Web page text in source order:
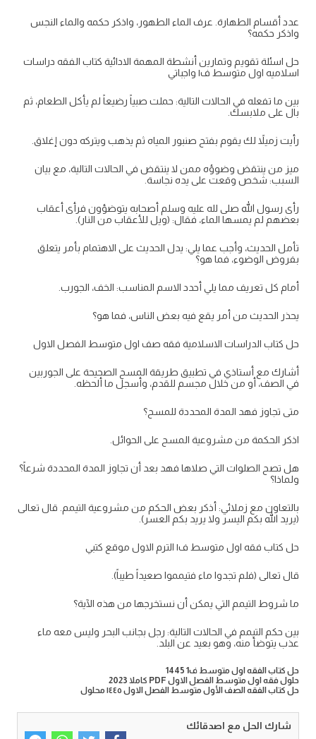
عدد أقسام الطهارة. عرف الماء الطهور، واذكر حكمه والماء النجس
واذكر حكمه؟
حل اسئلة تقويم وتمارين أنشطة المهمة الادائية كتاب الفقه دراسات
اسلاميه اول متوسط ف١ واجباتي
بين ما تفعله في الحالات التالية: حملت صبياً رضيعاً لم يأكل الطعام، ثم
بال على ملابسك.
رأيت زميلاً لك يقوم بفتح صنبور المياه ثم يذهب ويتركه دون إغلاق.
ميز من ينتقض وضوؤه ممن لا ينتقض في الحالات التالية، مع بيان
السبب: شخص وقعت على يده نجاسة.
رأى رسول الله صلى لله عليه وسلم أصحابه يتوضؤون فرأى أعقاب
بعضهم لم يمسها الماء، فقال: (ويل للأعقاب من النار).
تأمل الحديث، وأجب عما يلي: يدل الحديث على الاهتمام بأمر يتعلق
بفروض الوضوء، فما هو؟
أمام كل تعريف مما يلي أحدد الاسم المناسب: الخف، الجورب.
يحذر الحديث من أمر يقع فيه بعض الناس، فما هو؟
حل كتاب الدراسات الاسلامية فقه صف اول متوسط الفصل الاول
أشارك مع أستاذي في تطبيق طريقة المسح الصحيحة على الجوربين
في الصف، أو من خلال مجسم للقدم، وأسجل ما ألحظه.
متى تجاوز فهد المدة المحددة للمسح؟
اذكر الحكمة من مشروعية المسح على الحوائل.
هل تصح الصلوات التي صلاها فهد بعد أن تجاوز المدة المحددة شرعاً؟
ولماذا؟
بالتعاون مع زملائي: أذكر بعض الحكم من مشروعية التيمم. قال تعالى
(يريد الله بكم اليسر ولا يريد بكم العسر).
حل كتاب فقه اول متوسط ف١ الترم الاول موقع كتبي
قال تعالى (فلم تجدوا ماء فتيمموا صعيداً طيباً).
ما شروط التيمم التي يمكن أن نستخرجها من هذه الآية؟
بين حكم التيمم في الحالات التالية: رجل بجانب البحر وليس معه ماء
عذب يتوضأ منه، وهو بعيد عن البلد.
حل كتاب الفقه اول متوسط ف1 1445
حلول فقه اول متوسط الفصل الاول PDF كاملا 2023
حل كتاب الفقه الصف الأول متوسط الفصل الاول ١٤٤٥ محلول
شارك الحل مع اصدقائك